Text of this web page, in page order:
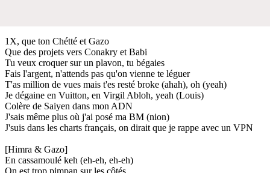
1X, que ton Chétté et Gazo
Que des projets vers Conakry et Babi
Tu veux croquer sur un plavon, tu bégaies
Fais l'argent, n'attends pas qu'on vienne te léguer
T'as million de vues mais t'es resté broke (ahah), oh (yeah)
Je dégaine en Vuitton, en Virgil Abloh, yeah (Louis)
Colère de Saiyen dans mon ADN
J'sais même plus où j'ai posé ma BM (nion)
J'suis dans les charts français, on dirait que je rappe avec un VPN
[Himra & Gazo]
En cassamoulé keh (eh-eh, eh-eh)
On est trop pimpan sur les côtés